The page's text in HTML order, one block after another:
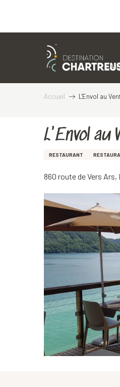
LA
Accueil L'Envol au
L'Envol au
RESTAURANT
860 route de Vers Ars,